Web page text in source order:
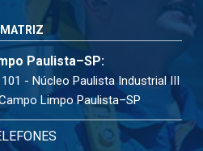
MATRIZ
Paulista–SP:
- Núcleo Paulista Industrial III
Limpo Paulista–SP